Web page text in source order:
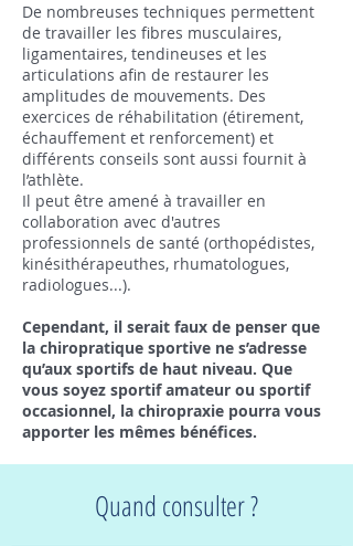
De nombreuses techniques permettent
de travailler les fibres musculaires,
ligamentaires, tendineuses et les
articulations afin de restaurer les
amplitudes de mouvements. Des
exercices de réhabilitation (étirement,
échauffement et renforcement) et
différents conseils sont aussi fournit à
l’athlète.
Il peut être amené à travailler en
collaboration avec d'autres
professionnels de santé (orthopédistes,
kinésithérapeuthes, rhumatologues,
radiologues...).
Cependant, il serait faux de penser que
la chiropratique sportive ne s’adresse
qu’aux sportifs de haut niveau. Que
vous soyez sportif amateur ou sportif
occasionnel, la chiropraxie pourra vous
apporter les mêmes bénéfices.
Quand consulter ?